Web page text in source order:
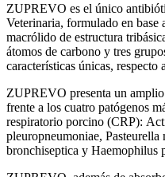
ZUPREVO es el único
Veterinaria, formulado en base
macrólido de estructura
átomos de carbono y tres
características únicas,
ZUPREVO presenta un
frente a los cuatro patógenos
respiratorio porcino (CRP):
pleuropneumoniae,
bronchiseptica y Haemophilus